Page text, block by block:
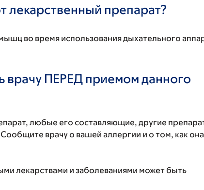
лекарственный препарат?
во время использования дыхательного
врачу ПЕРЕД приемом данного
любые его составляющие, другие
врачу о вашей аллергии и о том, как она
лекарствами и заболеваниями может быть